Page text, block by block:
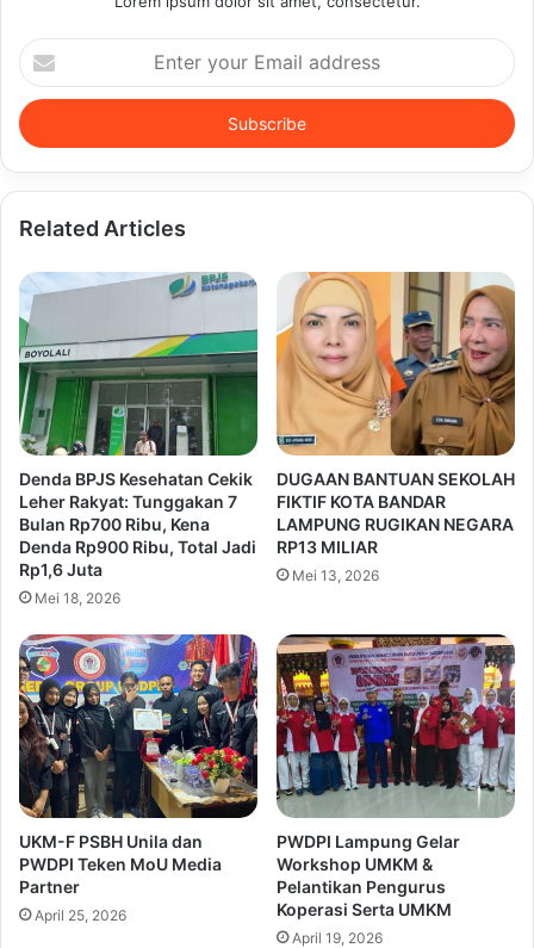
Enter
your
Email
address
Related Articles
Denda BPJS Kesehatan Cekik
Leher Rakyat: Tunggakan 7
Bulan Rp700 Ribu, Kena
Denda Rp900 Ribu, Total Jadi
Rp1,6 Juta
Mei 18, 2026
DUGAAN BANTUAN SEKOLAH
FIKTIF KOTA BANDAR
LAMPUNG RUGIKAN NEGARA
RP13 MILIAR
Mei 13, 2026
UKM-F PSBH Unila dan
PWDPI Teken MoU Media
Partner
April 25, 2026
PWDPI Lampung Gelar
Workshop UMKM &
Pelantikan Pengurus
Koperasi Serta UMKM
April 19, 2026